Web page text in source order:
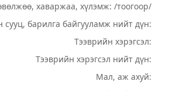
хаваржаа, хүлэмж: /тоогоор/
сууц, барилга байгууламж нийт дүн:
Тээврийн хэрэгсэл:
Тээврийн хэрэгсэл нийт дүн:
Мал, аж ахуй: